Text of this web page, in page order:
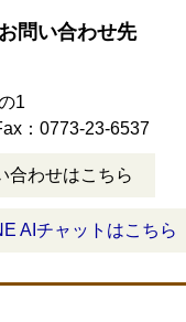
問い合わせ先
1
：0773-23-6537
合わせはこちら
AIチャットはこちら